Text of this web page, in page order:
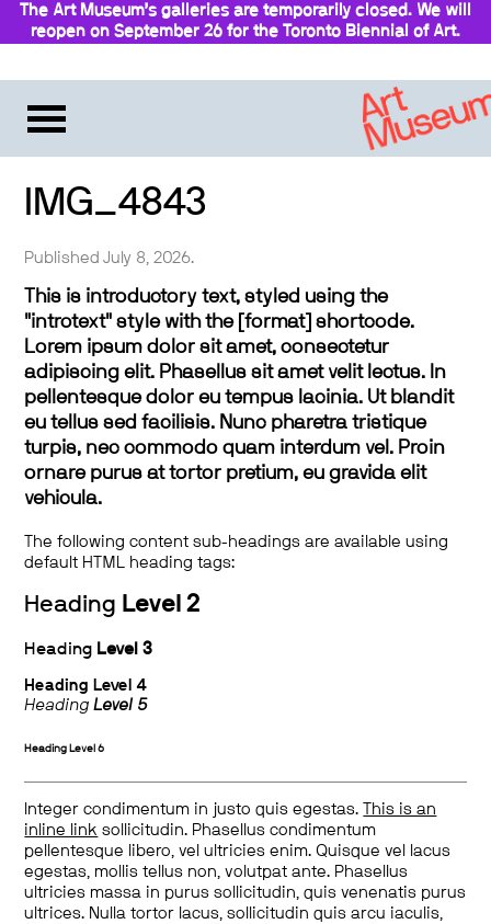
The Art Museum’s galleries are temporarily closed. We will
reopen on September 26 for the Toronto Biennial of Art.
IMG_4843
Published July 8, 2026.
This is introductory text, styled using the
"introtext" style with the [format] shortcode.
Lorem ipsum dolor sit amet, consectetur
adipiscing elit. Phasellus sit amet velit lectus. In
pellentesque dolor eu tempus lacinia. Ut blandit
eu tellus sed facilisis. Nunc pharetra tristique
turpis, nec commodo quam interdum vel. Proin
ornare purus at tortor pretium, eu gravida elit
vehicula.
The following content sub-headings are available using
default HTML heading tags:
Heading Level 2
Heading Level 3
Heading Level 4
HeadingLevel 5
Heading Level 6
Integer condimentum in justo quis egestas.
This is an
inline link sollicitudin. Phasellus condimentum
pellentesque libero, vel ultricies enim. Quisque vel lacus
egestas, mollis tellus non, volutpat ante. Phasellus
ultricies massa in purus sollicitudin, quis venenatis purus
ultrices. Nulla tortor lacus, sollicitudin quis arcu iaculis,